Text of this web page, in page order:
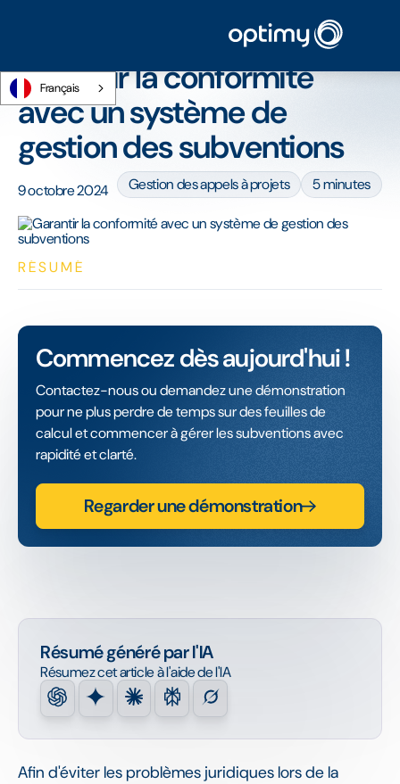
Français
Garantir la conformité avec un système de gestion des
Garantir la conformité
avec un système de
gestion des subventions
9 octobre 2024 Gestion des appels à projets 5 minutes
Résumé généré par l'IA
Résumez cet article à l'aide de l'IA
Afin d'éviter les problèmes juridiques lors de la
RÉSUMÉ
Commencez dès aujourd'hui !
Contactez-nous ou demandez une démonstration
pour ne plus perdre de temps sur des feuilles de
calcul et commencer à gérer les subventions avec
rapidité et clarté.
Regarder une démonstration